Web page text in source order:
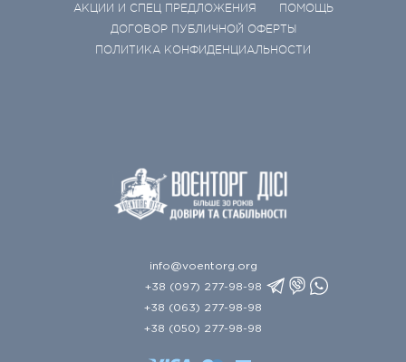
АКЦИИ И СПЕЦ ПРЕДЛОЖЕНИЯ
ПОМОЩЬ
ДОГОВОР ПУБЛИЧНОЙ ОФЕРТЫ
ПОЛИТИКА КОНФИДЕНЦИАЛЬНОСТИ
info@voentorg.org
+38 (097) 277-98-98
+38 (063) 277-98-98
+38 (050) 277-98-98